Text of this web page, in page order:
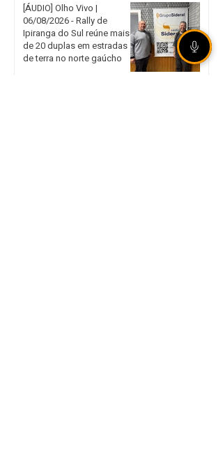
[ÁUDIO] Olho Vivo |
06/08/2026 - Rally de
Ipiranga do Sul reúne mais
de 20 duplas em estradas
de terra no norte gaúcho